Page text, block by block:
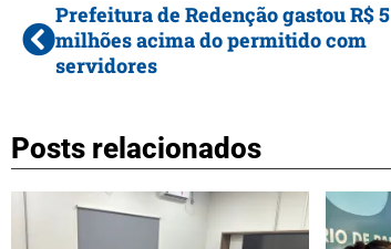
Prefeitura de Redenção gastou R$ 5
milhões acima do permitido com
servidores
Posts relacionados